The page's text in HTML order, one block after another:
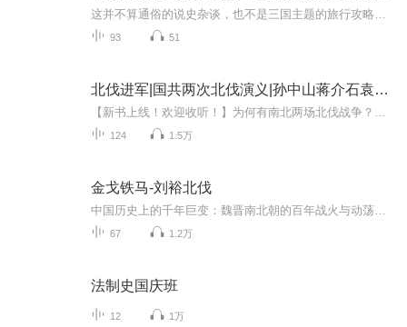
93 51
北伐进军|国共两次北伐演义|孙中山蒋介石袁世凯
124 1.5万
金戈铁马-刘裕北伐
67 1.2万
法制史国庆班
12 1万